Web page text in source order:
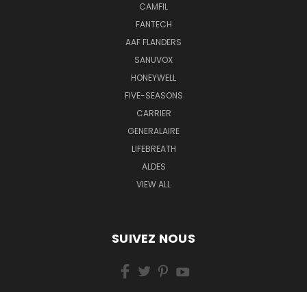
CAMFIL
FANTECH
AAF FLANDERS
SANUVOX
HONEYWELL
FIVE-SEASONS
CARRIER
GENERALAIRE
LIFEBREATH
ALDES
VIEW ALL
SUIVEZ NOUS